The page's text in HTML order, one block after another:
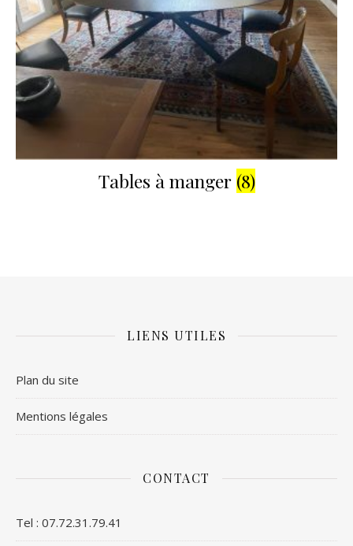
Tables à manger (8)
LIENS UTILES
Plan du site
Mentions légales
CONTACT
Tel : 07.72.31.79.41